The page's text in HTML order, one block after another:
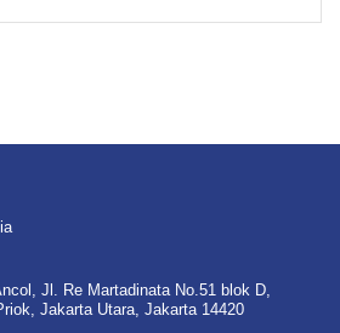
Jl. Re Martadinata No.51 blok D,
Jakarta Utara, Jakarta 14420